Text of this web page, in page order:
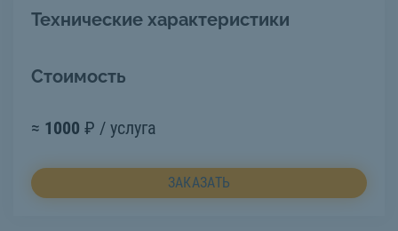
Технические характеристики
Стоимость
≈ 1000 ₽ / услуга
ЗАКАЗАТЬ